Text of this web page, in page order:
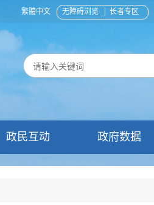
繁體中文 无障碍浏览 长者专区
政民互动 政府数据